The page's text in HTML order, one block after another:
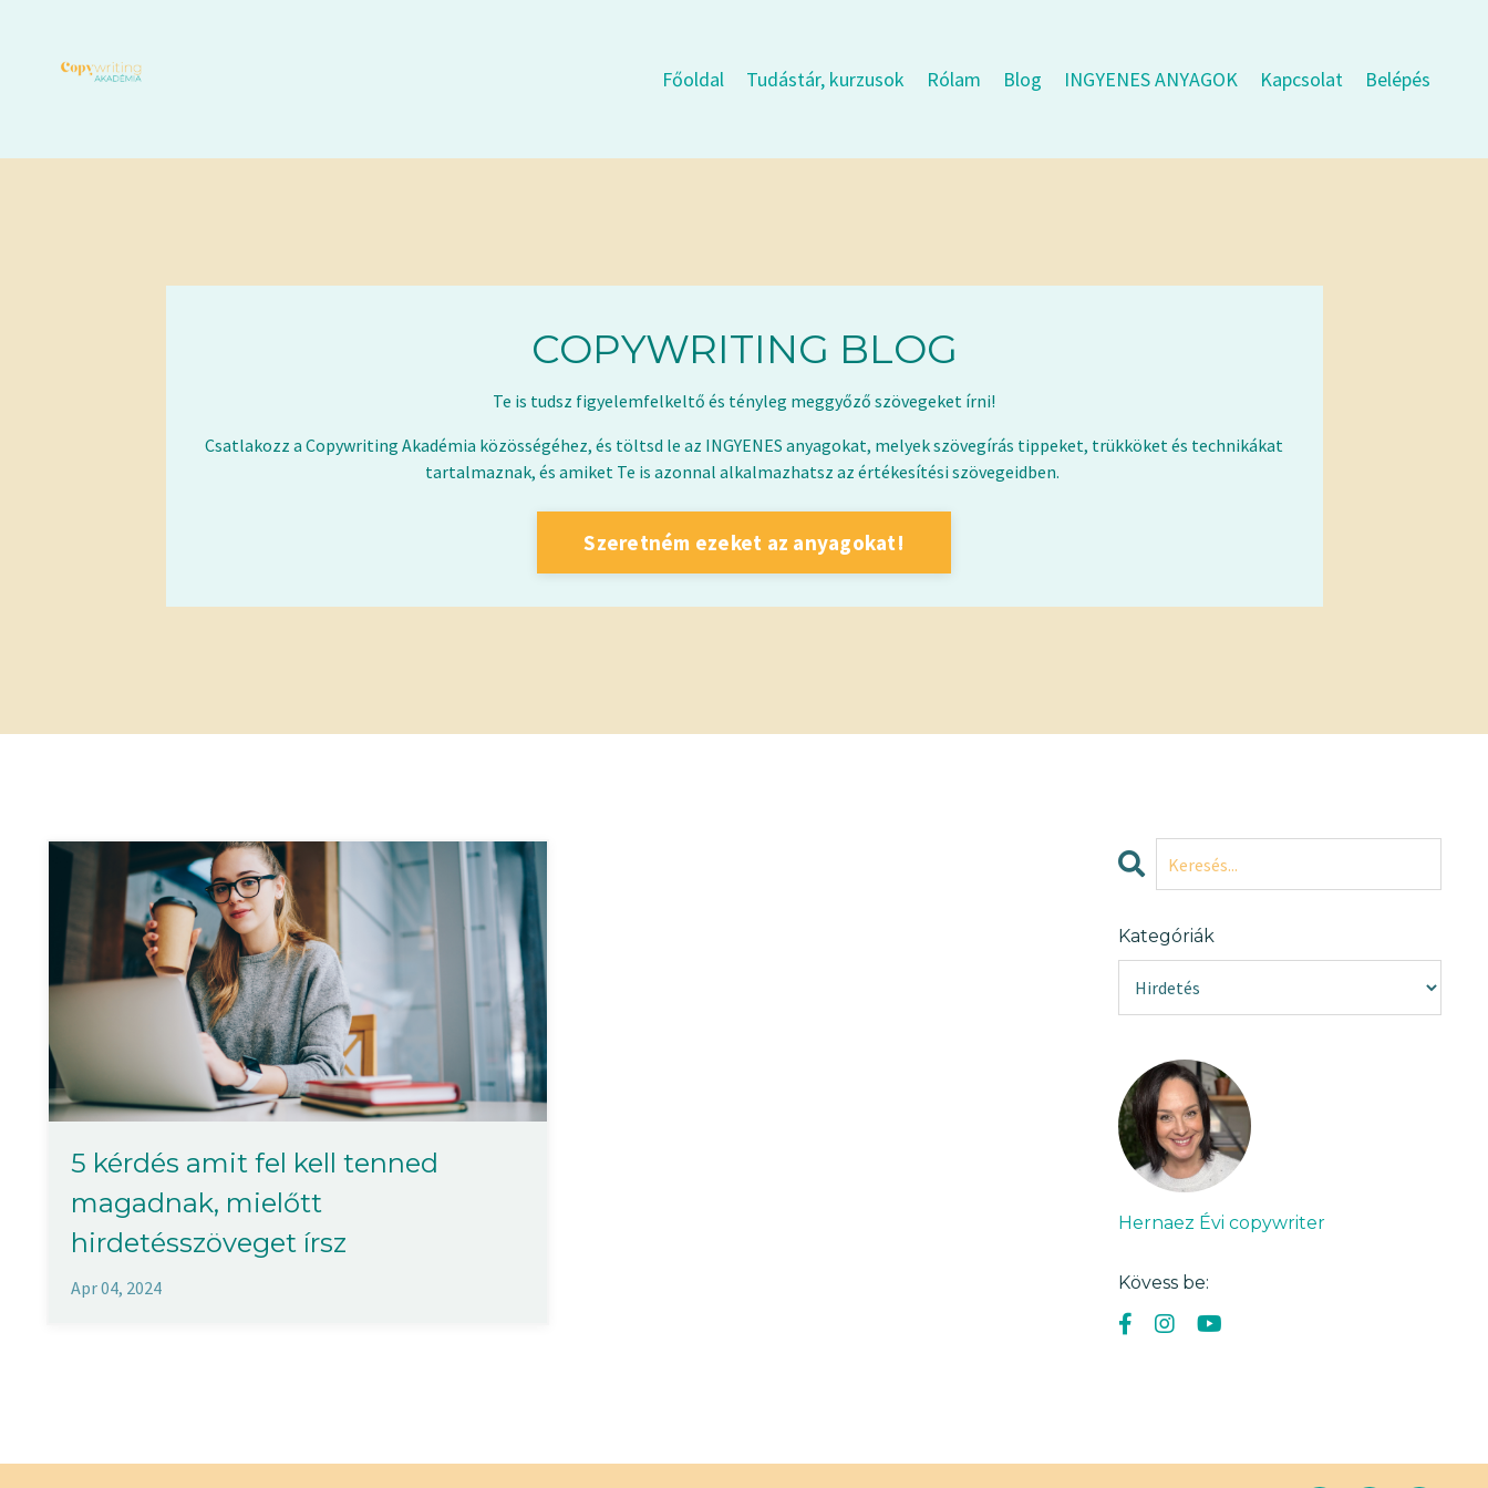
Főoldal Tudástár, kurzusok Rólam Blog INGYENES ANYAGOK Kapcsolat Belépés
COPYWRITING BLOG
Te is tudsz figyelemfelkeltő és tényleg meggyőző szövegeket írni!
Csatlakozz a Copywriting Akadémia közösségéhez, és töltsd le az INGYENES anyagokat, melyek szövegírás tippeket, trükköket és technikákat
tartalmaznak, és amiket Te is azonnal alkalmazhatsz az értékesítési szövegeidben.
Szeretném ezeket az anyagokat!
5 kérdés amit fel kell tenned
magadnak, mielőtt
hirdetésszöveget írsz
Apr 04, 2024
Kategóriák
Hernaez Évi copywriter
Kövess be: